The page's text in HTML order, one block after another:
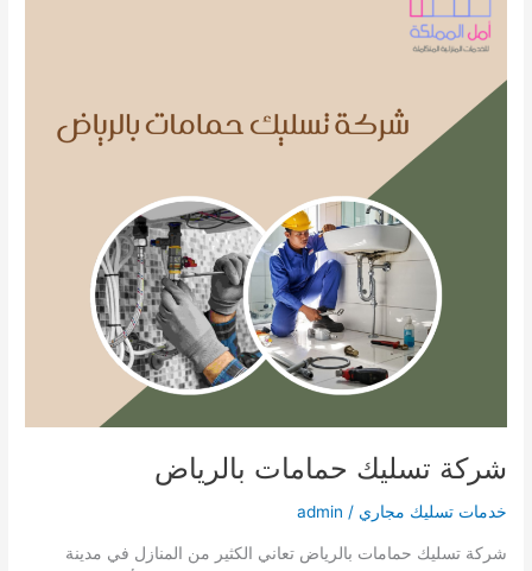
شركة تسليك حمامات بالرياض
خدمات تسليك مجاري /
admin
شركة تسليك حمامات بالرياض تعاني الكثير من المنازل في مدينة